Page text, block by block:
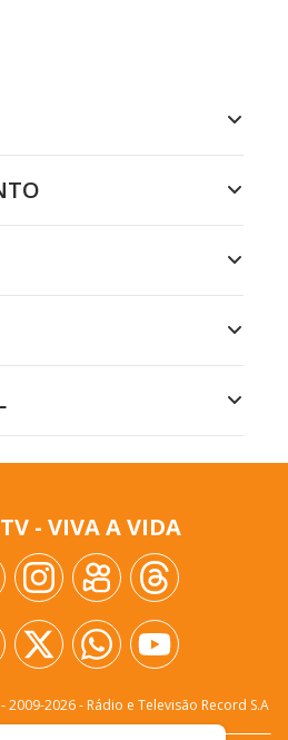
TV - VIVA A VIDA
2009-2026- Rádio e Televisão Record S.A